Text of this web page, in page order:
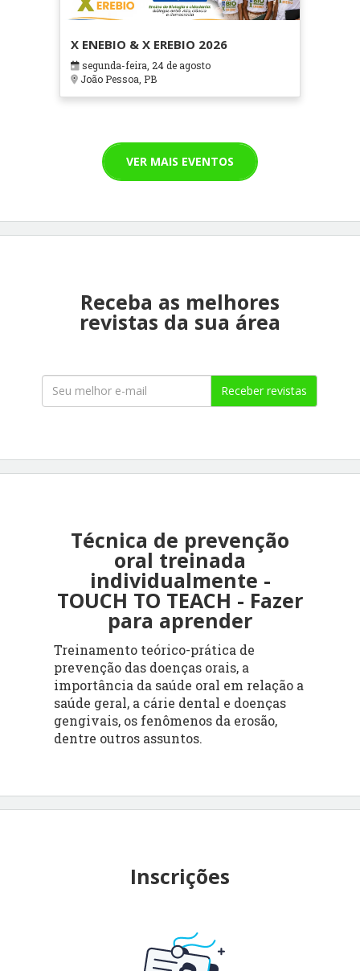
X ENEBIO & X EREBIO 2026
segunda-feira, 24 de agosto
João Pessoa, PB
VER MAIS EVENTOS
Receba as melhores
revistas da sua área
Receber revistas
Técnica de prevenção
oral treinada
individualmente -
TOUCH TO TEACH - Fazer
para aprender
Treinamento teórico-prática de
prevenção das doenças orais, a
importância da saúde oral em relação a
saúde geral, a cárie dental e doenças
gengivais, os fenômenos da erosão,
dentre outros assuntos.
Inscrições